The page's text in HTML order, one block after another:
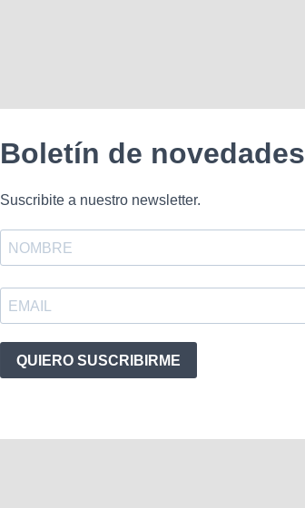
Boletín de novedades
Suscribite a nuestro newsletter.
QUIERO SUSCRIBIRME